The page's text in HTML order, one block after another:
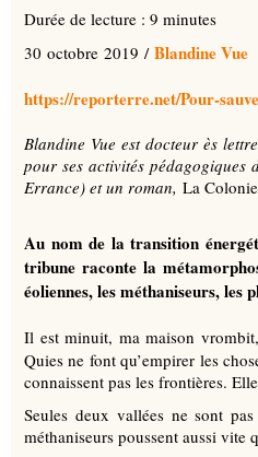
Durée de lecture : 9 minutes
30 octobre 2019 / Blandine Vue
https://reporterre.net/Pour-
Blandine Vue est docteur ès
pour ses activités
Errance) et un roman, La Colonie
Au nom de la transition
tribune raconte la
éoliennes, les méthaniseurs, les
Il est minuit, ma maison
Quies ne font qu’empirer les
connaissent pas les frontières.
Seules deux vallées ne sont
méthaniseurs poussent aussi vite